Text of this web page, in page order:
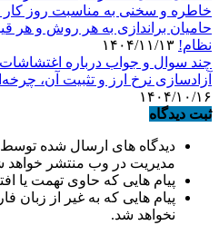
خاطره و سخنی به مناسبت روز کار
حامیان براندازی به هر روش و
نظام!
چند سوال و جواب درباره اغتشاشات
آزادسازی نرخ ارز و تثبیت آن،
۱۴۰۴/۱۰/۱۶
ثبت دیدگاه
دیدگاه های ارسال شده توسط
مدیریت در وب منتشر خواهد
پیام هایی که حاوی تهمت یا
پیام هایی که به غیر از زبان
نخواهد شد.